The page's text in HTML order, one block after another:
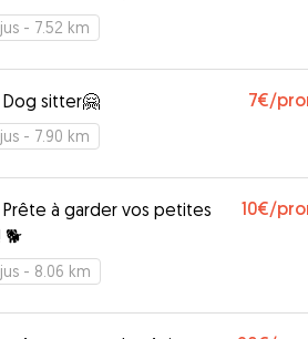
- 7.52 km
Dog sitter🤗 7€/
- 7.90 km
Prête à garder vos petites
🐕
10€/
- 8.06 km